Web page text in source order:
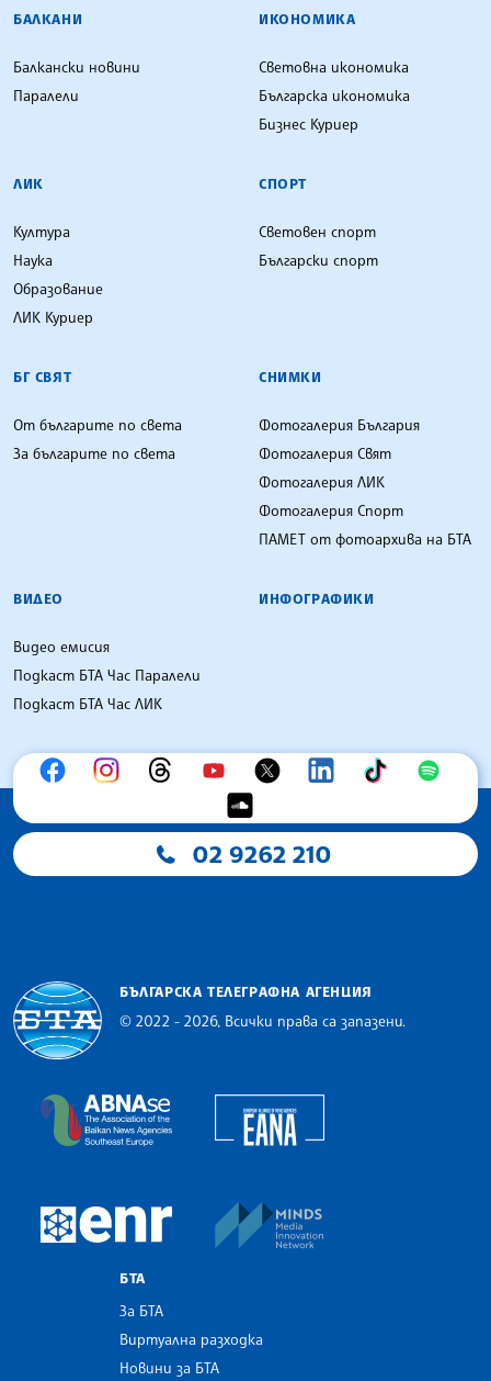
БАЛКАНИ
Балкански новини
Паралели
ИКОНОМИКА
Световна икономика
Българска икономика
Бизнес Куриер
ЛИК
Култура
Наука
Образование
ЛИК Куриер
СПОРТ
Световен спорт
Български спорт
БГ СВЯТ
От българите по света
За българите по света
СНИМКИ
Фотогалерия България
Фотогалерия Свят
Фотогалерия ЛИК
Фотогалерия Спорт
ПАМЕТ от фотоархива на БТА
ВИДЕО
Видео емисия
Подкаст БТА Час Паралели
Подкаст БТА Час ЛИК
ИНФОГРАФИКИ
02 9262 210
БЪЛГАРСКА ТЕЛЕГРАФНА АГЕНЦИЯ
© 2022 - 2026, Всички права са запазени.
The Assocoation of the Balkan News Agencies
European Newsroom
БТА
За БТА
Виртуална разходка
Новини за БТА